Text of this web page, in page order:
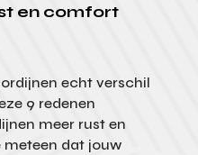
en comfort
echt verschil
9 redenen
meer rust en
dat jouw